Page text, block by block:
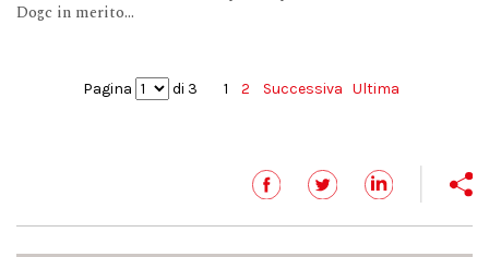
Dogc in merito...
Pagina di 3 1 2 Successiva Ultima